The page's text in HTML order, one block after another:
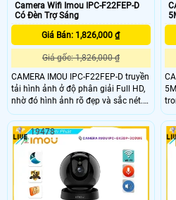
Camera Wifi Imou IPC-F22FEP-D
Có Đèn Trợ Sáng
Giá Bán: 1,826,000 ₫
Giá gốc: 1,826,000 ₫
CAMERA IMOU IPC-F22FEP-D truyền
tải hình ảnh ở độ phân giải Full HD,
nhờ đó hình ảnh rõ đẹp và sắc nét.
Camera chủ động giữ các mối đe
dọa tránh xa những gì bạn quan
tâm. CAMERA IMOU IPC-F22FEP-D
có cảm biến 1080P và thuật toán IR
tiên tiến cung cấp video rõ nét cả
ngày lẫn đêm. Nén H
toàn . Với
19478